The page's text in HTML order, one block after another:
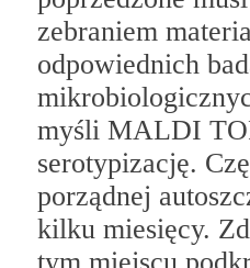
zebraniem
odpowiednich
myśli MALDI
serotypizację.
porządnej
kilku miesięcy.